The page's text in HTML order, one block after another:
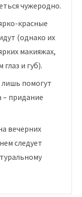
чужеродно.
красные
(однако их
макияжах,
и губ).
лишь помогут
– придание
вечерних
следует